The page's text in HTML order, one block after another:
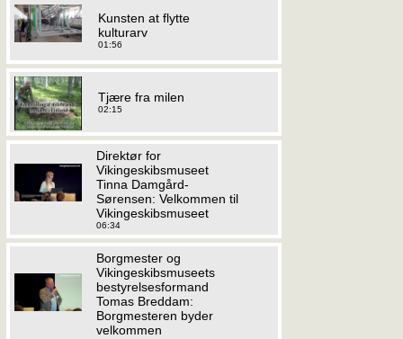
Kunsten at flytte
kulturarv
01:56
Tjære fra milen
02:15
Direktør for
Vikingeskibsmuseet
Tinna Damgård-
Sørensen: Velkommen til
Vikingeskibsmuseet
06:34
Borgmester og
Vikingeskibsmuseets
bestyrelsesformand
Tomas Breddam:
Borgmesteren byder
velkommen